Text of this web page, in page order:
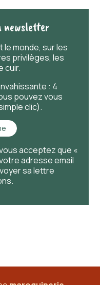
newsletter
le monde, sur les
privilèges, les
cuir.
: 4
pouvez vous
clic).
acceptez que «
adresse email
sa lettre